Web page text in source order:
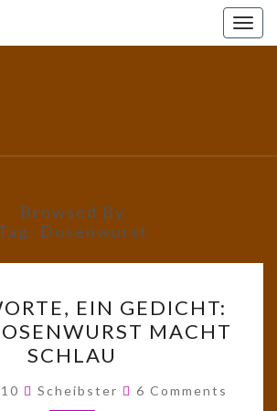
School!
Browsed By
Dosenwurst
WORTE,
EIN
GEDICHT:
DENN
EIN GEDICHT:
MACHT
SCHLAU
Scheibster Comments
6 Comments